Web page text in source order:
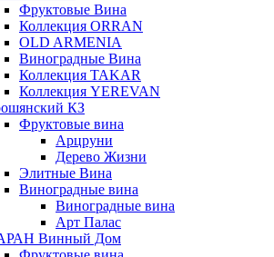
Фруктовые Вина
Коллекция ORRAN
OLD ARMENIA
Виноградные Вина
Коллекция TAKAR
Коллекция YEREVAN
КЗ
Фруктовые вина
Арцруни
Дерево Жизни
Элитные Вина
Виноградные вина
Виноградные вина
Арт Палас
Винный Дом